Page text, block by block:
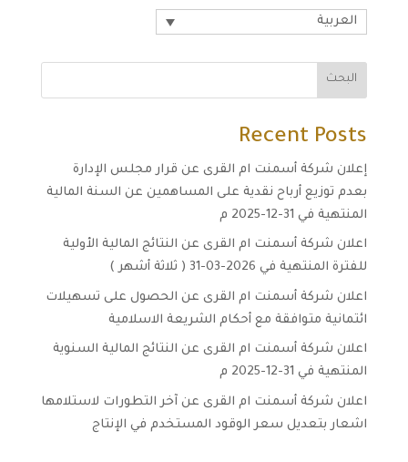
العربية
البحث
Recent Posts
إعلان شركة أسمنت ام القرى عن قرار مجلس الإدارة
بعدم توزيع أرباح نقدية على المساهمين عن السنة المالية
المنتهية في 31-12-2025 م
اعلان شركة أسمنت ام القرى عن النتائج المالية الأولية
للفترة المنتهية في 2026-03-31 ( ثلاثة أشهر )
اعلان شركة أسمنت ام القرى عن الحصول على تسهيلات
ائتمانية متوافقة مع أحكام الشريعة الاسلامية
اعلان شركة أسمنت ام القرى عن النتائج المالية السنوية
المنتهية في 31-12-2025 م
اعلان شركة أسمنت ام القرى عن آخر التطورات لاستلامها
اشعار بتعديل سعر الوقود المستخدم في الإنتاج